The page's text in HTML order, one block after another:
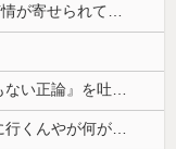
【速報】熊本県知事「報道に強い不満・苦情が寄せられている」→TBSの報道特集がまさにそれな件
【画像】 全身入れ墨の彫り師、『とんでもない正論』を吐いて30万再生されてしまうｗｗｗｗｗｗｗ
【悲報】 明日、飛田給とかいう謎の場所に行くんやが何があるんや????・・・・・・・・・